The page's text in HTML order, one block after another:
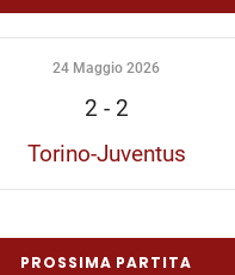
24 Maggio 2026
2 - 2
Torino-Juventus
PROSSIMA PARTITA